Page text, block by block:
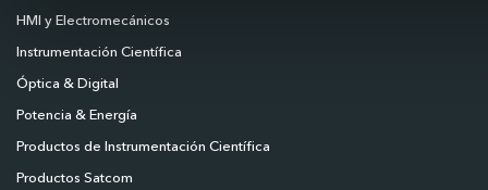
HMI y Electromecánicos
Instrumentación Científica
Óptica & Digital
Potencia & Energía
Productos de Instrumentación Científica
Productos Satcom